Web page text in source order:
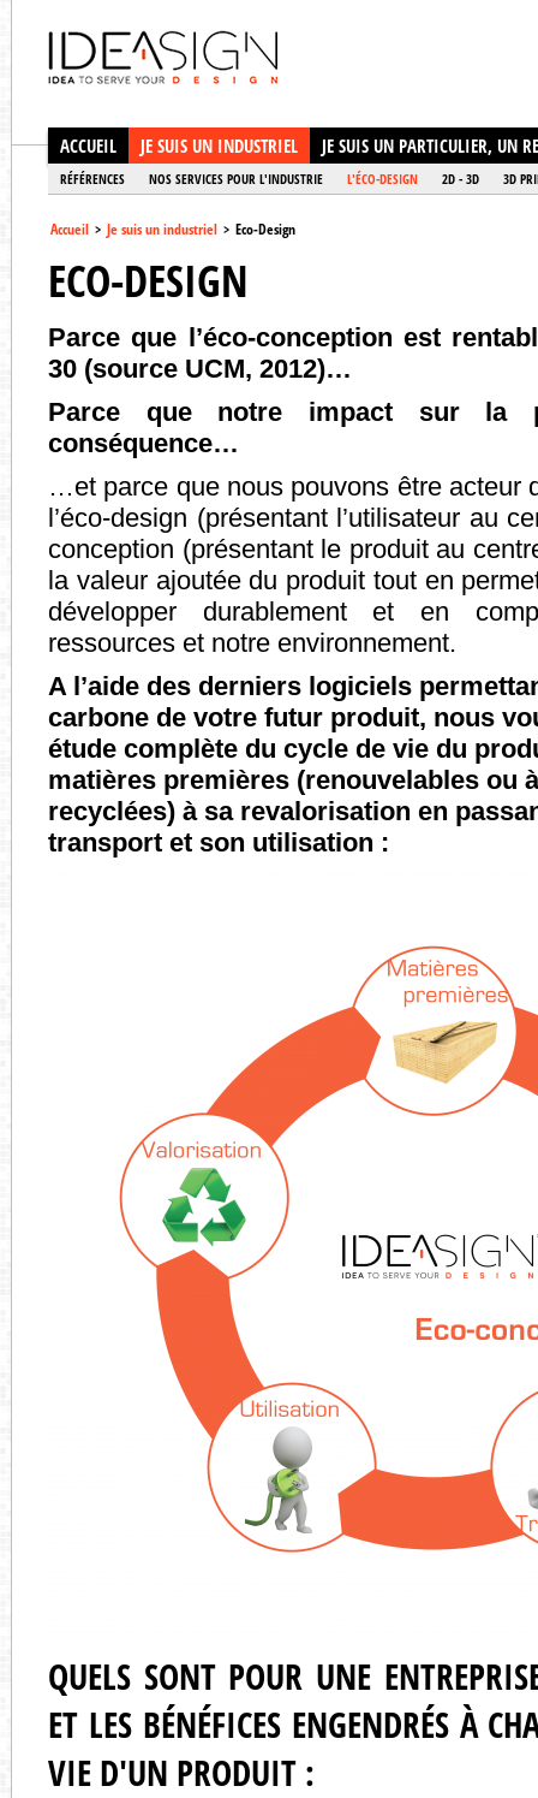
ACCUEIL JE SUIS UN INDUSTRIEL JE SUIS UN PARTICULIER, UN
RÉFÉRENCES NOS SERVICES POUR L'INDUSTRIE L'ÉCO-DESIGN 2D - 3D 3D
Accueil > Je suis un industriel > Eco-Design
ECO-DESIGN
Parce que l’éco-conception est
30 (source UCM, 2012)…
Parce que notre impact sur la
conséquence…
…et parce que nous pouvons être acteur
l’éco-design (présentant l’utilisateur au
conception (présentant le produit au
la valeur ajoutée du produit tout en
développer durablement et en
ressources et notre environnement.
A l’aide des derniers logiciels
carbone de votre futur produit, nous
étude complète du cycle de vie du
matières premières (renouvelables ou
recyclées) à sa revalorisation en
transport et son utilisation :
QUELS SONT POUR UNE
ET LES BÉNÉFICES ENGENDRÉS À
VIE D'UN PRODUIT :